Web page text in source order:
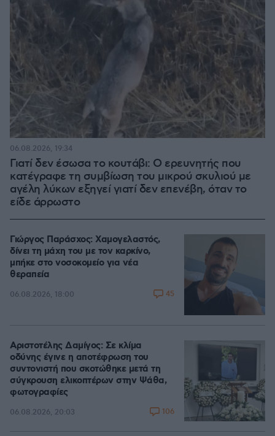
Γιατί δεν έσωσα το κουτάβι: Ο ερευνητής που
κατέγραφε τη συμβίωση του μικρού σκυλιού με
αγέλη λύκων εξηγεί γιατί δεν επενέβη, όταν το
είδε άρρωστο
06.08.2026, 19:34
Γιώργος Παράσχος: Χαμογελαστός,
δίνει τη μάχη του με τον καρκίνο,
μπήκε στο νοσοκομείο για νέα
θεραπεία
06.08.2026, 18:00 45
Αριστοτέλης Δαμίγος: Σε κλίμα
οδύνης έγινε η αποτέφρωση του
συντονιστή που σκοτώθηκε μετά τη
σύγκρουση ελικοπτέρων στην Ψάθα,
φωτογραφίες
06.08.2026, 20:03 106